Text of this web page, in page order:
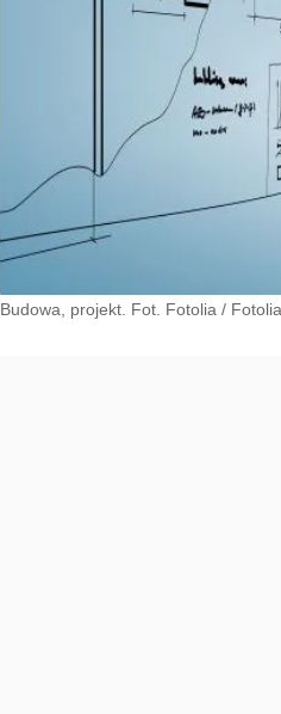
Budowa, projekt. Fot. Fotolia / Fotolia